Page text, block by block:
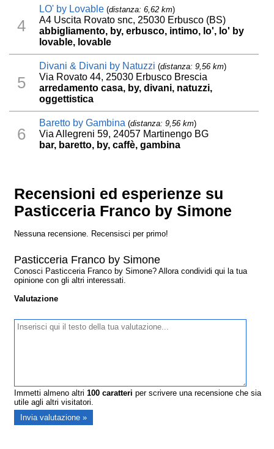
4
LO' by Lovable (distanza: 6,62 km)
A4 Uscita Rovato snc, 25030 Erbusco (BS)
abbigliamento, by, erbusco, intimo, lo', lo' by
lovable, lovable
5
Divani & Divani by Natuzzi (distanza: 9,56 km)
Via Rovato 44, 25030 Erbusco Brescia
arredamento casa, by, divani, natuzzi,
oggettistica
6
Baretto by Gambina (distanza: 9,56 km)
Via Allegreni 59, 24057 Martinengo BG
bar, baretto, by, caffè, gambina
Recensioni ed esperienze su
Pasticceria Franco by Simone
Nessuna recensione. Recensisci per primo!
Pasticceria Franco by Simone
Conosci Pasticceria Franco by Simone? Allora condividi qui la tua
opinione con gli altri interessati.
Valutazione
Immetti almeno altri100 caratteri per scrivere una recensione che sia
utile agli altri visitatori.